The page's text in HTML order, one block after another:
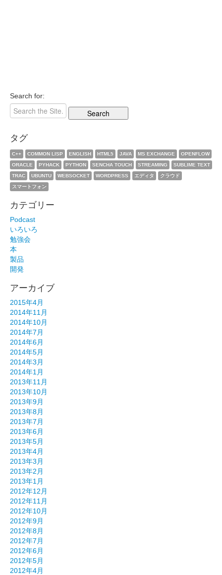
Search for:
タグ
C++ COMMON LISP ENGLISH HTML5 JAVA MS EXCHANGE
OPENFLOW
ORACLE
PYHACK PYTHON SENCHA TOUCH STREAMING
SUBLIME TEXT
TRAC
UBUNTU WEBSOCKET WORDPRESS エディタ
クラウド
スマートフォン
カテゴリー
Podcast
いろいろ
勉強会
本
製品
開発
アーカイブ
2015年4月
2014年11月
2014年10月
2014年7月
2014年6月
2014年5月
2014年3月
2014年1月
2013年11月
2013年10月
2013年9月
2013年8月
2013年7月
2013年6月
2013年5月
2013年4月
2013年3月
2013年2月
2013年1月
2012年12月
2012年11月
2012年10月
2012年9月
2012年8月
2012年7月
2012年6月
2012年5月
2012年4月